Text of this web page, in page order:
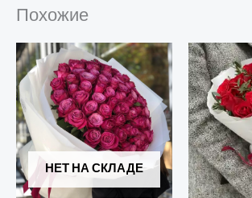
Похожие
НЕТ НА СКЛАДЕ